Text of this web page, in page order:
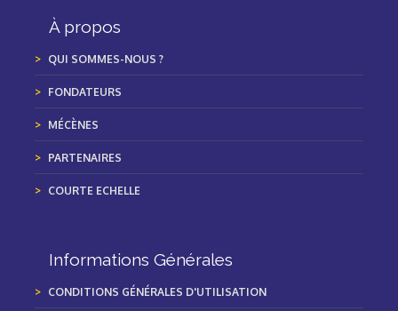
À propos
QUI SOMMES-NOUS ?
FONDATEURS
MÉCÈNES
PARTENAIRES
COURTE ECHELLE
Informations Générales
CONDITIONS GÉNÉRALES D'UTILISATION